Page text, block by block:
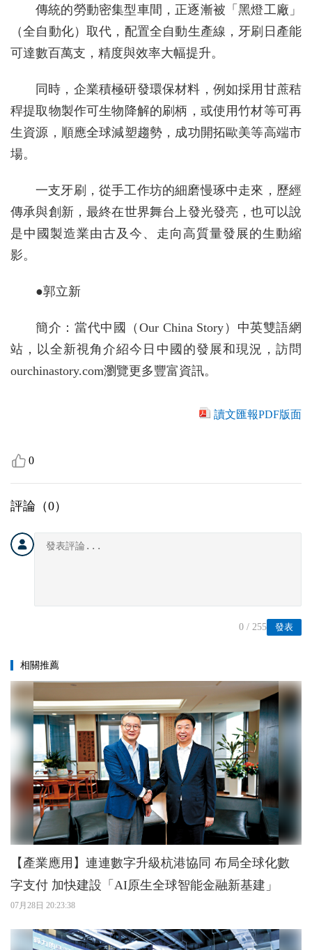
傳統的勞動密集型車間，正逐漸被「黑燈工廠」
（全自動化）取代，配置全自動生產線，牙刷日產能
可達數百萬支，精度與效率大幅提升。
同時，企業積極研發環保材料，例如採用甘蔗秸
稈提取物製作可生物降解的刷柄，或使用竹材等可再
生資源，順應全球減塑趨勢，成功開拓歐美等高端市
場。
一支牙刷，從手工作坊的細磨慢琢中走來，歷經
傳承與創新，最終在世界舞台上發光發亮，也可以說
是中國製造業由古及今、走向高質量發展的生動縮
影。
●郭立新
簡介：當代中國（Our China Story）中英雙語網
站，以全新視角介紹今日中國的發展和現況，訪問
ourchinastory.com瀏覽更多豐富資訊。
讀文匯報PDF版面
0
評論（0）
發表
0 / 255
相關推薦
【產業應用】連連數字升級杭港協同 布局全球化數
字支付 加快建設「AI原生全球智能金融新基建」
07月28日 20:23:38